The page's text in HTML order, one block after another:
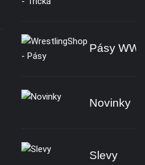
Pásy
Novinky
Slevy